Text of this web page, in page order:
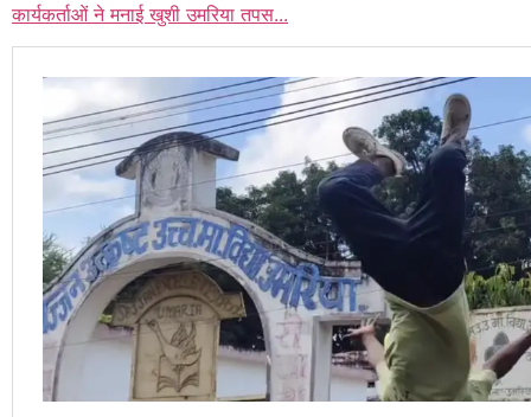
कार्यकर्ताओं ने मनाई खुशी उमरिया तपस...